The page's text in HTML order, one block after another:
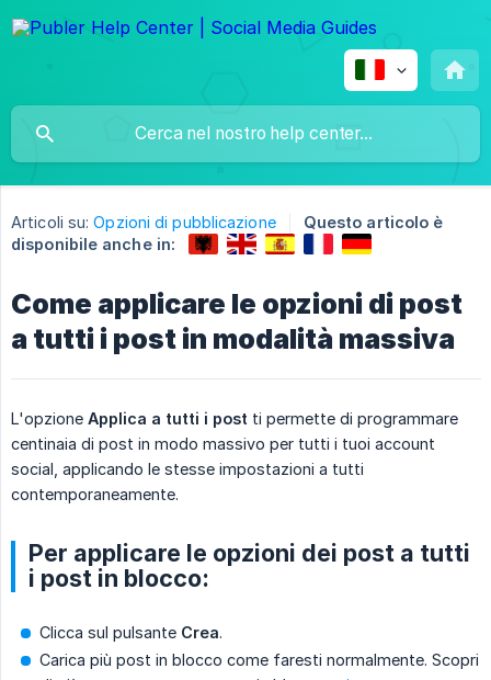
Articoli su: Opzioni di pubblicazione
Questo articolo è
disponibile anche in:
Come applicare le opzioni di post
a tutti i post in modalità massiva
L'opzione Applica a tutti i post ti permette di programmare
centinaia di post in modo massivo per tutti i tuoi account
social, applicando le stesse impostazioni a tutti
contemporaneamente.
Per applicare le opzioni dei post a tutti
i post in blocco:
Clicca sul pulsante Crea.
Carica più post in blocco come faresti normalmente. Scopri